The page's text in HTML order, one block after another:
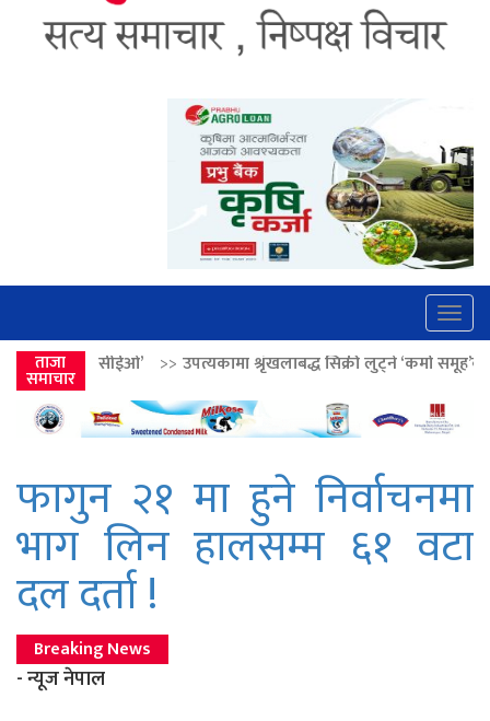
ताजा
समाचार
>>उपत्यकामा श्रृंखलाबद्ध सिक्री लुट्ने ‘कर्मा समूह’का नाइकेसहित पाँच
फागुन २१ मा हुने निर्वाचनमा
भाग लिन हालसम्म ६१ वटा
दल दर्ता !
Breaking News
- न्यूज नेपाल